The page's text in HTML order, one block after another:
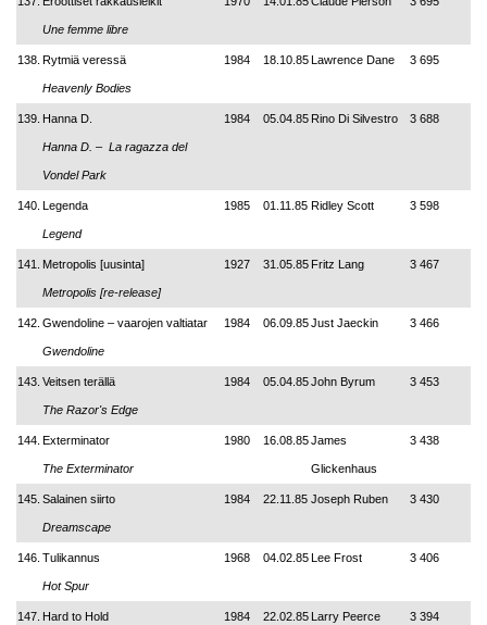
Une femme libre
138. Rytmiä veressä
Heavenly Bodies
1984 18.10.85Lawrence Dane 3 695
139. Hanna D.
Hanna D. – La ragazza del
Vondel Park
1984 05.04.85 Rino Di Silvestro 3 688
140. Legenda
Legend
1985 01.11.85 Ridley Scott 3 598
141. Metropolis [uusinta]
Metropolis [re-release]
1927 31.05.85 Fritz Lang 3 467
142. Gwendoline – vaarojen valtiatar
Gwendoline
1984 06.09.85Just Jaeckin 3 466
143. Veitsen terällä
The Razor's Edge
1984 05.04.85John Byrum 3 453
144. Exterminator
The Exterminator
1980 16.08.85James
Glickenhaus
3 438
145. Salainen siirto
Dreamscape
1984 22.11.85 Joseph Ruben 3 430
146. Tulikannus
Hot Spur
1968 04.02.85Lee Frost 3 406
147. Hard to Hold 1984 22.02.85 Larry Peerce 3 394